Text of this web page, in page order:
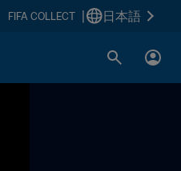
FIFA COLLECT 日本語